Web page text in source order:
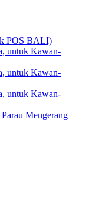
POS BALI)
untuk Kawan-
untuk Kawan-
untuk Kawan-
Mengerang